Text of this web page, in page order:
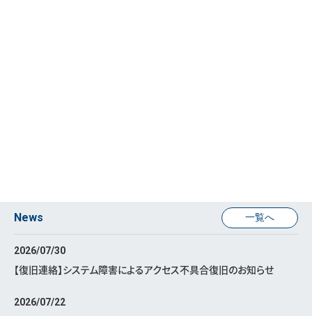
News 一覧へ
2026/07/30
【復旧連絡】システム障害によるアクセス不具合復旧のお知らせ
2026/07/22